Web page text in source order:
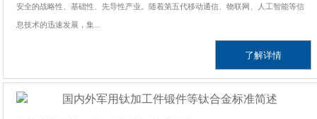
安全的战略性、基础性、先导性产业。随着第五代移动通信、物联网、人工智能等信
息技术的迅速发展，集...
了解详情